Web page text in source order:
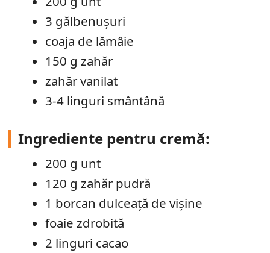
3 gălbenușuri
coaja de lămâie
150 g zahăr
zahăr vanilat
3-4 linguri smântână
Ingrediente pentru cremă:
200 g unt
120 g zahăr pudră
1 borcan dulceață de vișine
foaie zdrobită
2 linguri cacao